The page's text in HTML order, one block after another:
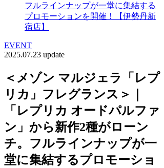
フルラインナップが一堂に集結する
プロモーションを開催！【伊勢丹新
宿店】
EVENT
2025.07.23 update
＜メゾン マルジェラ「レプ
リカ」フレグランス＞｜
「レプリカ オードパルファ
ン」から新作2種がローン
チ。フルラインナップが一
堂に集結するプロモーショ